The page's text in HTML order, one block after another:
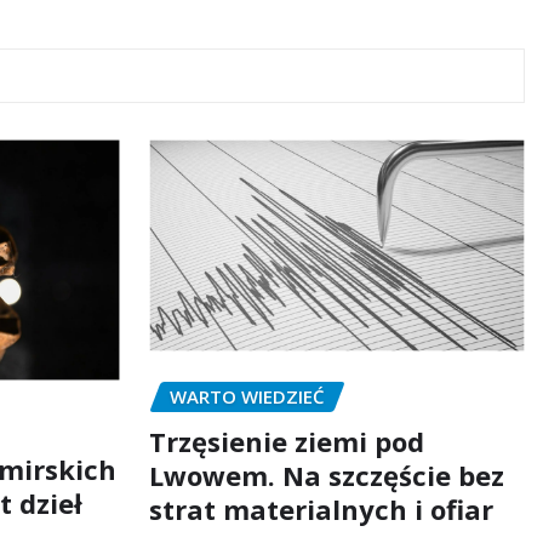
dzieł
WARTO WIEDZIEĆ
Trzęsienie ziemi pod
Lwowem. Na szczęście bez
strat materialnych i ofiar